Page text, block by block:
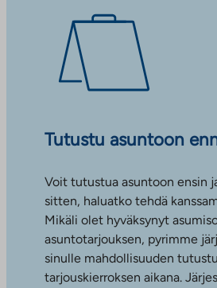
Tutustu asuntoon
Voit tutustua asuntoon ensin
sitten, haluatko tehdä
Mikäli olet hyväksynyt
asuntotarjouksen, pyrimme
sinulle mahdollisuuden
tarjouskierroksen aikana.